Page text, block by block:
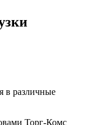
в различные
Торг-Комс